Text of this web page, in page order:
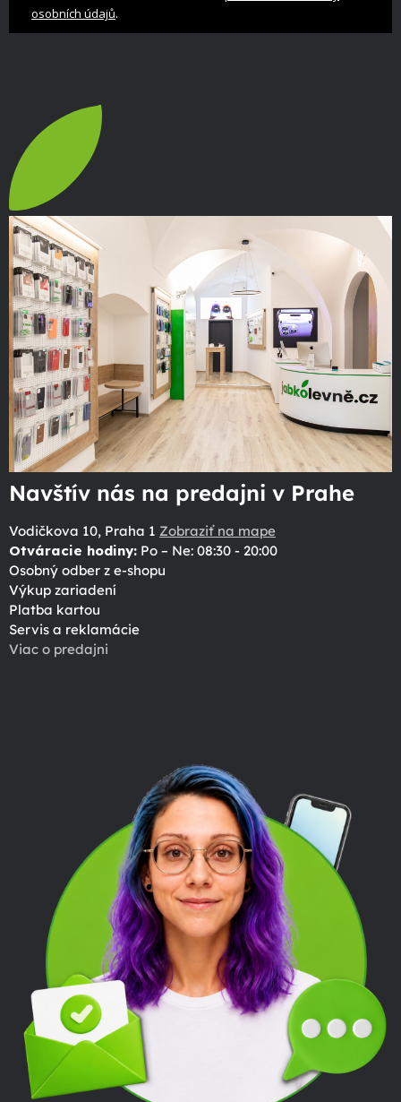
osobních údajů.
Navštív nás na predajni v Prahe
Vodičkova 10, Praha 1 Zobraziť na mape
Otváracie hodiny: Po – Ne: 08:30 - 20:00
Osobný odber z e-shopu
Výkup zariadení
Platba kartou
Servis a reklamácie
Viac o predajni